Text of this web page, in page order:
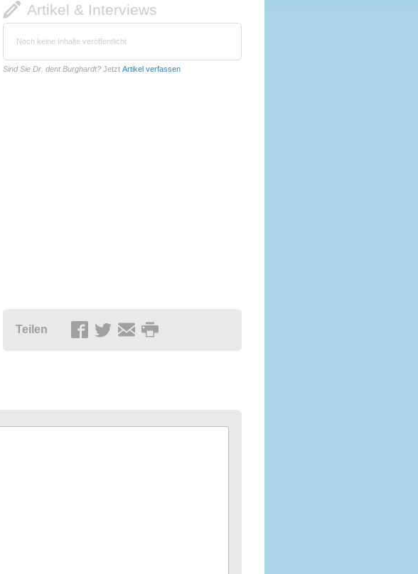
Artikel & Interviews
Noch keine Inhalte veröffentlicht
Sind Sie Dr. dent Burghardt? Jetzt Artikel verfassen
Teilen